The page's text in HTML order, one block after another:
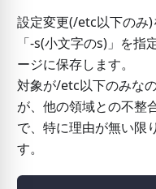
設定変更(/etc以下のみ
「-s(小文字のs)」を
ージに保存します。
対象が/etc以下のみな
が、他の領域との不整
で、特に理由が無い限
す。